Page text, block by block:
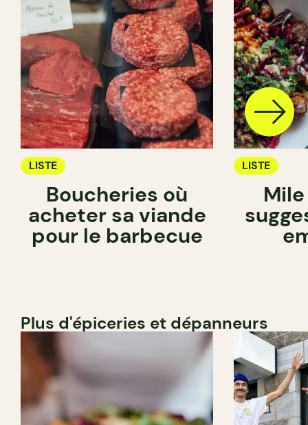
LISTE
Boucheries où
acheter sa viande
pour le barbecue
LISTE
Plus d'épiceries et dépanneurs